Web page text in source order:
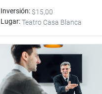
Inversión $15,00
Lugar Teatro Casa Blanca